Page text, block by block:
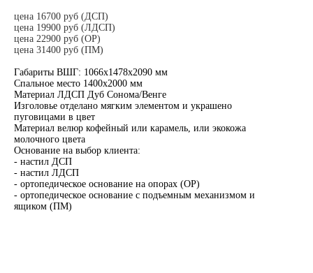
цена 16700 руб (ДСП)
цена 19900 руб (ЛДСП)
цена 22900 руб (ОР)
цена 31400 руб (ПМ)
Габариты ВШГ: 1066х1478х2090 мм
Спальное место 1400х2000 мм
Материал ЛДСП Дуб Сонома/Венге
Изголовье отделано мягким элементом и украшено
пуговицами в цвет
Материал велюр кофейный или карамель, или экокожа
молочного цвета
Основание на выбор клиента:
- настил ДСП
- настил ЛДСП
- ортопедическое основание на опорах (ОР)
- ортопедическое основание с подъемным механизмом и
ящиком (ПМ)